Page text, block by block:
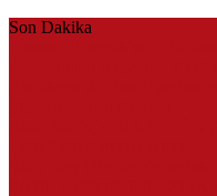
Son Dakika